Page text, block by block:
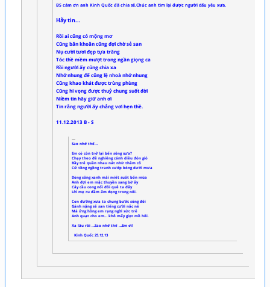
BS cám ơn anh Kinh Quốc đã chia sẻ.Chúc anh tìm lại được người dấu yêu xưa.
Hãy tin...
Rồi ai cũng có mộng mơ
Cũng băn khoăn cũng đợi chờ sẻ san
Nụ cười tươi đẹp tựa trăng
Tóc thề mềm mượt trong ngần giọng ca
Rồi người ấy cũng chia xa
Nhớ nhung để cũng lệ nhoà nhớ nhung
Cũng khao khát được trùng phùng
Cũng hi vọng được thuỷ chung suốt đời
Niềm tin hãy giữ anh ơi
Tin rằng người ấy chẳng vơi hẹn thề.
11.12.2013 B - S
Sao nhớ thế…
Em có còn trở lại bến sông xưa?
Chạy theo đê nghiêng cánh diều đón gió
Bầy trẻ quần nhau nát nhừ thảm cỏ
Cứ tồng ngồng tranh cướp bóng dưới mưa
Dòng sông xanh mải miết suốt bốn mùa
Anh đợi em mặc thuyền sang bờ ấy
Cây cầu cong nối đôi quê ta đấy
Lời mẹ ru đầm ấm đọng trong nôi.
Con đường xưa ta chung bước sóng đôi
Gánh nặng sẻ san tiếng cười nắc nẻ
Má ửng hồng em rạng ngời sức trẻ
Anh quạt cho em… khô mấy giọt mồ hôi.
Xa lâu rồi …Sao nhớ thế …Em ơi!
Kinh Quốc 25.12.13